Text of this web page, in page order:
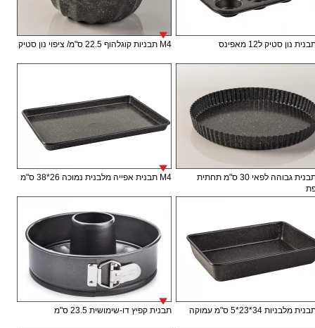
M4 תבניות קוגלהוף 22.5 ס"מ/ ציפוי נון סטיק
M4 תבנית גבוהה לפאי 30 ס"מ תחתית
M4 תבנית אפייה מלבנית נמוכה 26*38 ס"מ
תבנית קפיץ דו-שימושית 23.5 ס"מ